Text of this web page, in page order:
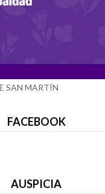
SAN MARTÍN
FACEBOOK
AUSPICIA